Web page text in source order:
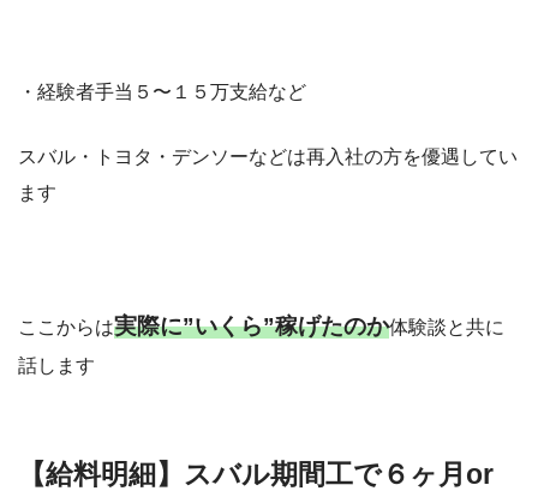
・経験者手当５〜１５万支給など
スバル・トヨタ・デンソーなどは再入社の方を優遇してい
ます
ここからは実際に”いくら”稼げたのか体験談と共に
話します
【給料明細】スバル期間工で６ヶ月or